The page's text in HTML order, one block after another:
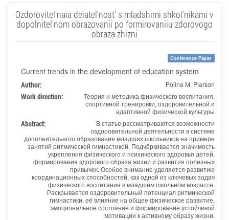
Ozdorovitel'naia deiatel'nost' s mladshimi shkol'nikami v
dopolnitel'nom obrazovanii po formirovaniiu zdorovogo
obraza zhizni
Conference Paper
Current trends in the development of education system
Author: Polina M. Piarson
Work direction:
Теория и методика физического воспитания,
спортивной тренировки, оздоровительной и
адаптивной физической культуры
Abstract:
В статье рассматриваются возможности
оздоровительной деятельности в системе
дополнительного образования младших школьников на примере
занятий ритмической гимнастикой. Подчёркивается значимость
укрепления физического и психического здоровья детей,
формирования здорового образа жизни и развития полезных
привычек. Особое внимание уделяется развитию
координационных способностей, как одной из ключевых задач
физического воспитания в младшем школьном возрасте.
Раскрывается оздоровительный потенциал ритмической
гимнастики, её влияние на общее физическое развитие,
эмоциональное состояние и формирование устойчивой
мотивации к активному образу жизни.